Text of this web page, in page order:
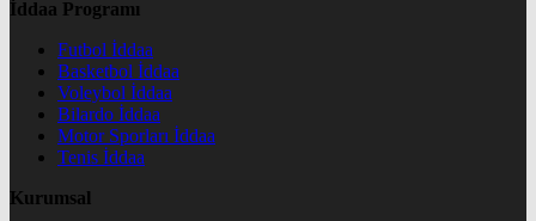
İddaa Programı
Futbol İddaa
Basketbol İddaa
Voleybol İddaa
Bilardo İddaa
Motor Sporları İddaa
Tenis İddaa
Kurumsal